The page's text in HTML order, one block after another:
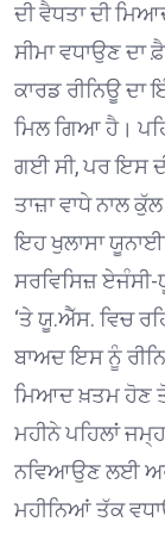
ਦੀ ਵੈਧਤਾ ਦੀ
ਸੀਮਾ ਵਧਾਉਣ
ਕਾਰਡ ਰੀਨਿਊ ਦਾ
ਮਿਲ ਗਿਆ ਹੈ।
ਗਈ ਸੀ, ਪਰ ਇਸ ਦੀ
ਤਾਜ਼ਾ ਵਾਧੇ ਨਾਲ
ਇਹ ਖੁਲਾਸਾ
ਸਰਵਿਸਿਜ਼
‘ਤੇ ਯੂ.ਐੱਸ. ਵਿਚ
ਬਾਅਦ ਇਸ ਨੂੰ
ਮਿਆਦ ਖ਼ਤਮ ਹੋਣ
ਮਹੀਨੇ ਪਹਿਲਾਂ
ਨਵਿਆਉਣ ਲਈ
ਮਹੀਨਿਆਂ ਤੱਕ